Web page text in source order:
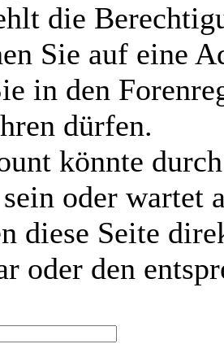
die
Sie auf eine
in den
dürfen.
könnte
oder wartet
diese Seite
oder den